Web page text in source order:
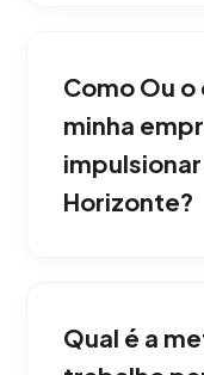
uma estratégia
também
especialistas
Maximizando
Belo Horizonte.
Como Ou
minha
Horizonte?
estruturando
que
Qual é a